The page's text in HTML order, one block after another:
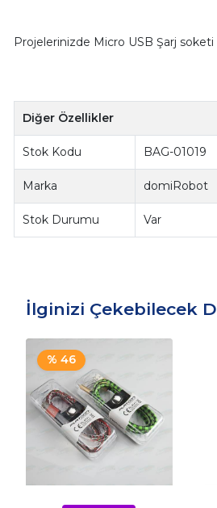
Projelerinizde Micro USB Şarj soketi
Diğer Özellikler
Stok Kodu BAG-01019
Marka domiRobot
Stok Durumu Var
İlginizi Çekebilecek
% 46